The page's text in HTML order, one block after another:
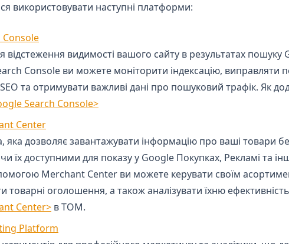
використовувати наступні платформи:
Console(opens in a new tab)
відстеження видимості вашого сайту в результатах пошуку
Console ви можете моніторити індексацію, виправляти
та отримувати важливі дані про пошуковий трафік. Як
Search Console>
Center(opens in a new tab)
яка дозволяє завантажувати інформацію про ваші товари
їх доступними для показу у Google Покупках, Рекламі та
Merchant Center ви можете керувати своїм
товарні оголошення, а також аналізувати їхню
Center> в ТОМ.
Platform